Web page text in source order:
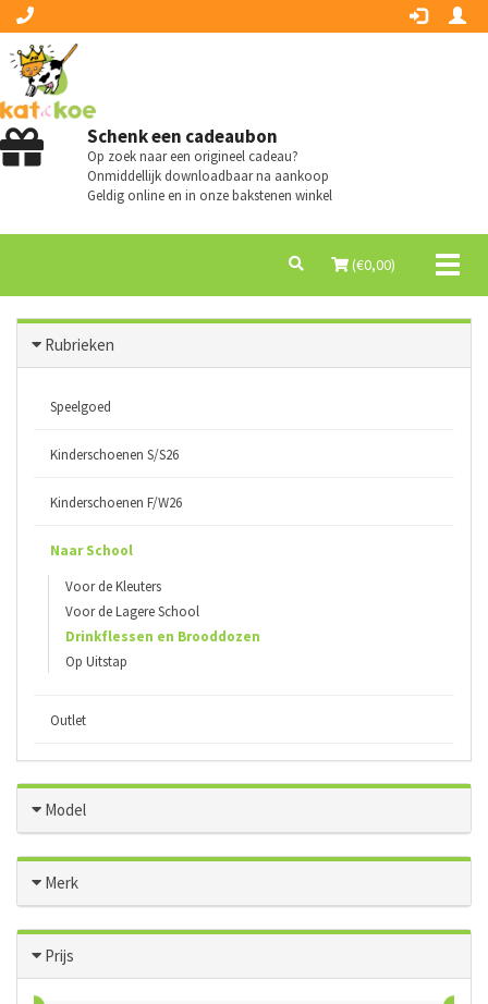
Schenk een cadeaubon
Op zoek naar een origineel cadeau?
Onmiddellijk downloadbaar na aankoop
Geldig online en in onze bakstenen winkel
(€0,00)
Rubrieken
Speelgoed
Kinderschoenen S/S26
Kinderschoenen F/W26
Naar School
Voor de Kleuters
Voor de Lagere School
Drinkflessen en Brooddozen
Op Uitstap
Outlet
Model
Merk
Prijs